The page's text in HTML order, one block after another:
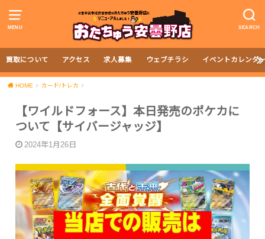
MENU SEARCH
買取について アクセス 求人募集 ウェブチラシ イベントカレンダ
HOME カード/トレカ
【ワイルドフォース】本日発売のポケカに
ついて【サイバージャッジ】
2024年1月26日